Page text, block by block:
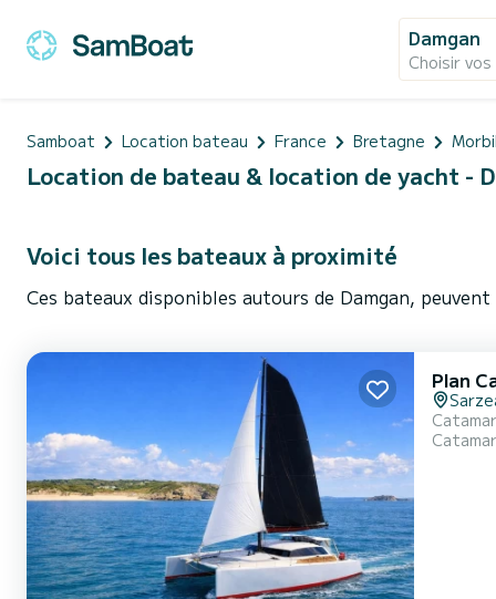
Damgan
Choisir
Samboat Location bateau France Bretagne
Location de bateau & location de yacht -
Voici tous les bateaux à proximité
Ces bateaux disponibles autours de Damgan,
Plan